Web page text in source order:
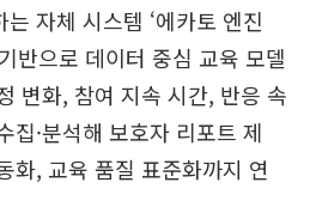
자체 시스템 ‘에카토 엔진
반으로 데이터 중심 교육 모델
변화, 참여 지속 시간, 반응 속
집·분석해 보호자 리포트 제
화, 교육 품질 표준화까지 연